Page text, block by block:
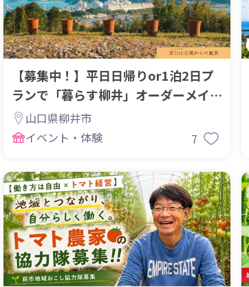
【募集中！】平日日帰りor1泊2日プ
ランで「暮らす柳井」オーダーメイド
移住体験
山口県柳井市
イベント・体験
7